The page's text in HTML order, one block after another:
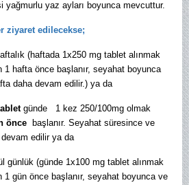
yağmurlu yaz ayları boyunca mevcuttur.
ziyaret edilecekse;
(haftada 1x250 mg tablet alınmak
1 hafta önce başlanır, seyahat boyunca
daha devam edilir.) ya da
günde 1 kez 250/100mg olmak
önce başlanır. Seyahat süresince ve
edilir ya da
günlük (günde 1x100 mg tablet alınmak
1 gün önce başlanır, seyahat boyunca ve